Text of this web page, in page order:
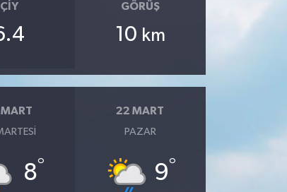
ÇIY GÖRÜŞ
10 km
8°
22 MART
PAZAR
9°